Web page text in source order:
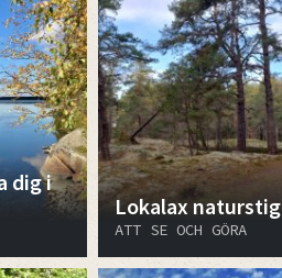
dig i
Lokalax naturstig
ATT SE OCH GÖRA